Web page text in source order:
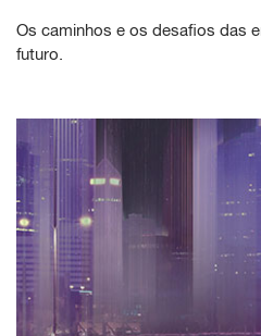
Os caminhos e os desafios das
futuro.